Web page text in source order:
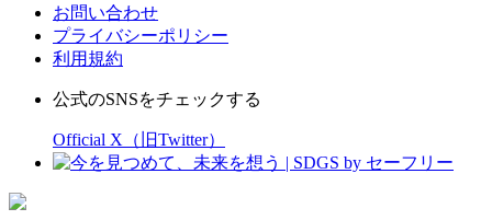
お問い合わせ
プライバシーポリシー
利用規約
公式のSNSをチェックする
Official X（旧Twitter）